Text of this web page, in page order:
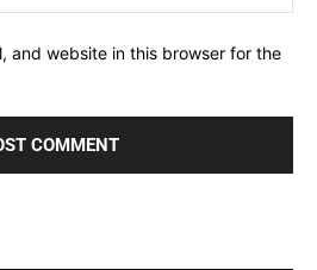
and website in this browser for the